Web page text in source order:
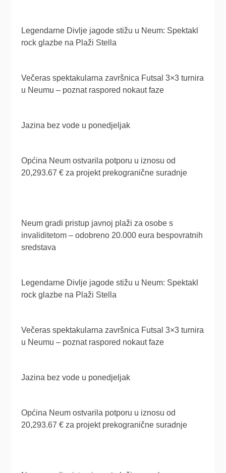
Legendarne Divlje jagode stižu u Neum: Spektakl
rock glazbe na Plaži Stella
Večeras spektakularna završnica Futsal 3×3 turnira
u Neumu – poznat raspored nokaut faze
Jazina bez vode u ponedjeljak
Općina Neum ostvarila potporu u iznosu od
20,293.67 € za projekt prekogranične suradnje
Neum gradi pristup javnoj plaži za osobe s
invaliditetom – odobreno 20.000 eura bespovratnih
sredstava
Legendarne Divlje jagode stižu u Neum: Spektakl
rock glazbe na Plaži Stella
Večeras spektakularna završnica Futsal 3×3 turnira
u Neumu – poznat raspored nokaut faze
Jazina bez vode u ponedjeljak
Općina Neum ostvarila potporu u iznosu od
20,293.67 € za projekt prekogranične suradnje